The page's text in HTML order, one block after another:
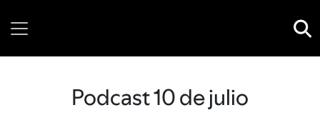
Podcast 10 de julio